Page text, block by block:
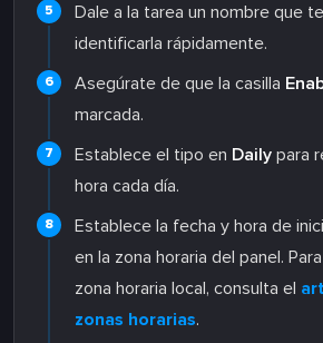
Dale a la tarea un nombre que
identificarla rápidamente.
Asegúrate de que la casilla
marcada.
Establece el tipo en Daily para
hora cada día.
Establece la fecha y hora de
en la zona horaria del panel.
zona horaria local, consulta el
zonas horarias.